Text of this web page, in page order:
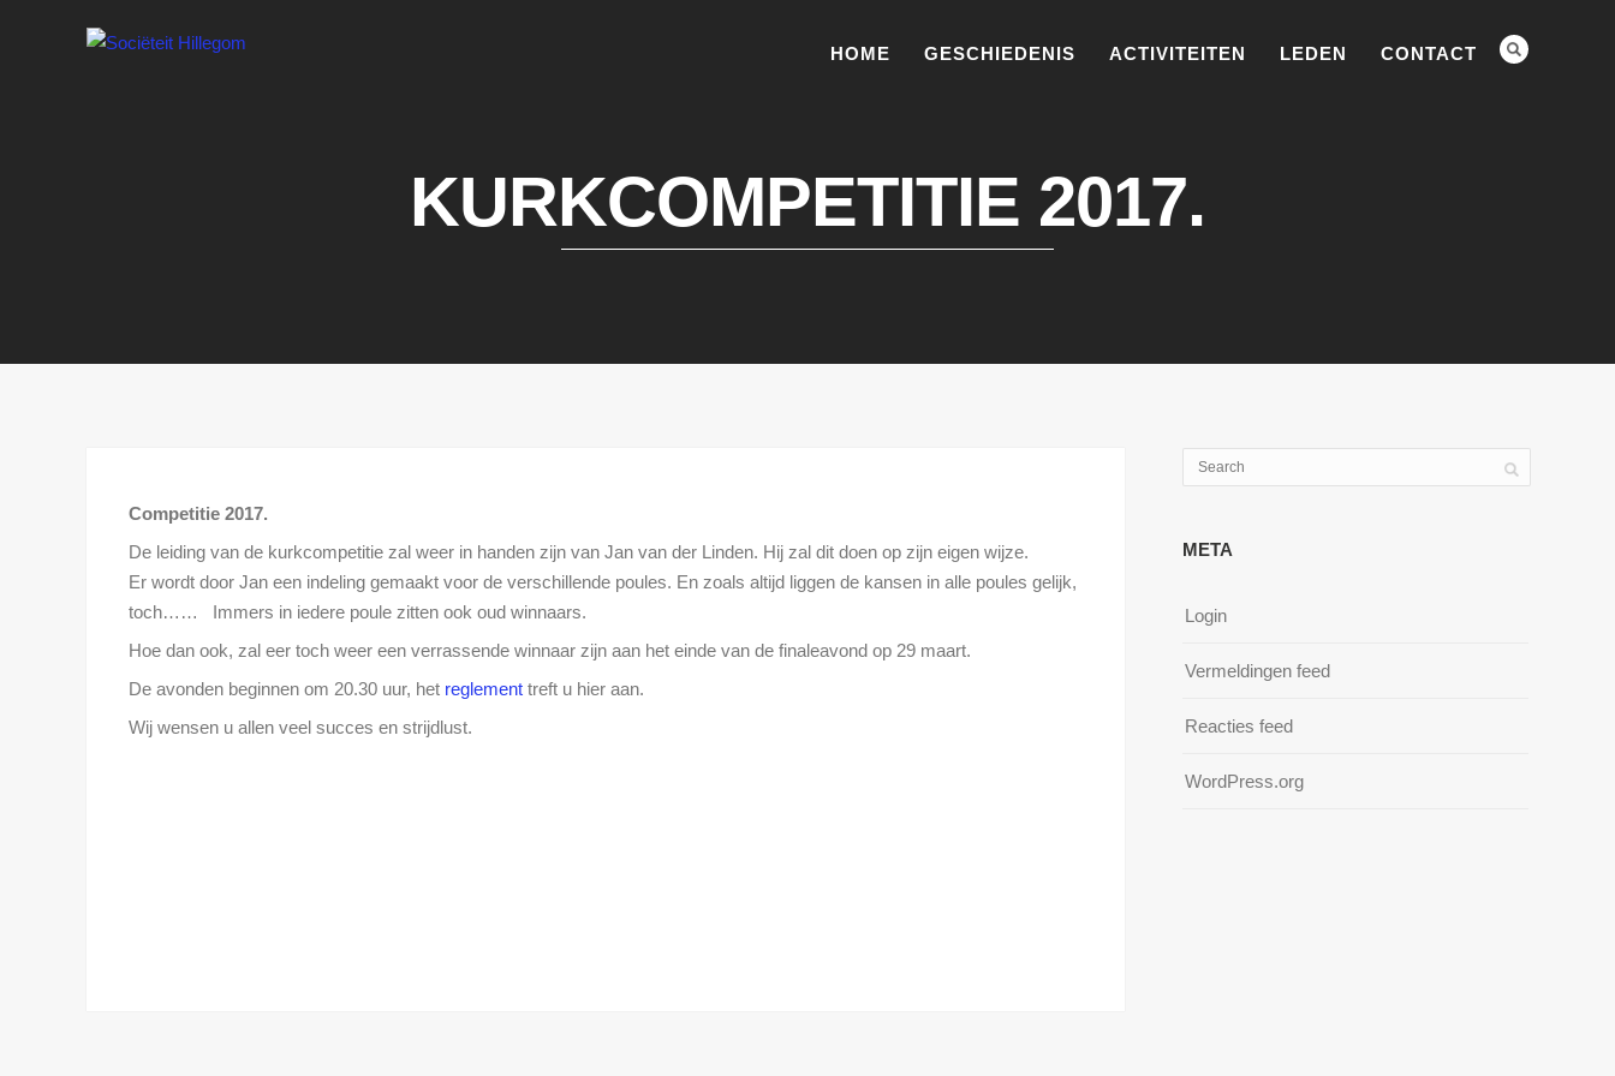
HOME GESCHIEDENIS ACTIVITEITEN LEDEN CONTACT
KURKCOMPETITIE 2017.
Competitie 2017.
De leiding van de kurkcompetitie zal weer in handen zijn van Jan van der Linden. Hij zal dit doen op zijn eigen wijze.
Er wordt door Jan een indeling gemaakt voor de verschillende poules. En zoals altijd liggen de kansen in alle poules gelijk,
toch…… Immers in iedere poule zitten ook oud winnaars.
Hoe dan ook, zal eer toch weer een verrassende winnaar zijn aan het einde van de finaleavond op 29 maart.
De avonden beginnen om 20.30 uur, het reglementtreft u hier aan.
Wij wensen u allen veel succes en strijdlust.
META
Login
Vermeldingen feed
Reacties feed
WordPress.org